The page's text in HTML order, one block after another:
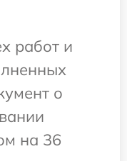
работ и
о
на 36